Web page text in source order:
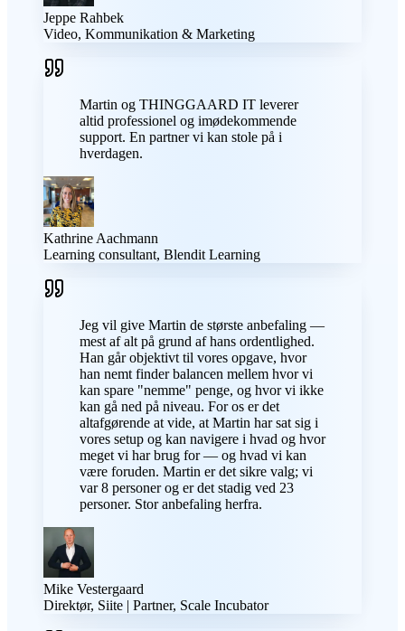
Jeppe Rahbek
Video, Kommunikation & Marketing
Martin og THINGGAARD IT leverer
altid professionel og imødekommende
support. En partner vi kan stole på i
hverdagen.
Kathrine Aachmann
Learning consultant, Blendit Learning
Jeg vil give Martin de største anbefaling —
mest af alt på grund af hans ordentlighed.
Han går objektivt til vores opgave, hvor
han nemt finder balancen mellem hvor vi
kan spare "nemme" penge, og hvor vi ikke
kan gå ned på niveau. For os er det
altafgørende at vide, at Martin har sat sig i
vores setup og kan navigere i hvad og hvor
meget vi har brug for — og hvad vi kan
være foruden. Martin er det sikre valg; vi
var 8 personer og er det stadig ved 23
personer. Stor anbefaling herfra.
Mike Vestergaard
Direktør, Siite | Partner, Scale Incubator